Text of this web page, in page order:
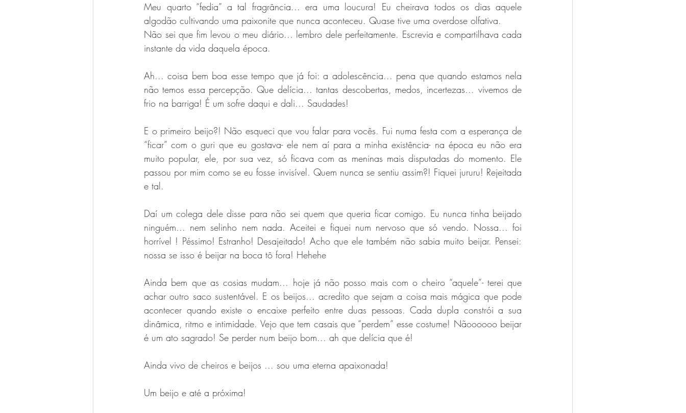
Meu quarto “fedia” a tal fragrância... era uma loucura! Eu cheirava todos os dias aquele
algodão cultivando uma paixonite que nunca aconteceu. Quase tive uma overdose olfativa.
Não sei que fim levou o meu diário... lembro dele perfeitamente. Escrevia e compartilhava cada
instante da vida daquela época.
Ah... coisa bem boa esse tempo que já foi: a adolescência... pena que quando estamos nela
não temos essa percepção. Que delícia... tantas descobertas, medos, incertezas... vivemos de
frio na barriga! É um sofre daqui e dali... Saudades!
E o primeiro beijo?! Não esqueci que vou falar para vocês. Fui numa festa com a esperança de
“ficar” com o guri que eu gostava- ele nem aí para a minha existência- na época eu não era
muito popular, ele, por sua vez, só ficava com as meninas mais disputadas do momento. Ele
passou por mim como se eu fosse invisível. Quem nunca se sentiu assim?! Fiquei jururu! Rejeitada
e tal.
Daí um colega dele disse para não sei quem que queria ficar comigo. Eu nunca tinha beijado
ninguém... nem selinho nem nada. Aceitei e fiquei num nervoso que só vendo. Nossa... foi
horrível ! Péssimo! Estranho! Desajeitado! Acho que ele também não sabia muito beijar. Pensei:
nossa se isso é beijar na boca tô fora! Hehehe
Ainda bem que as cosias mudam... hoje já não posso mais com o cheiro “aquele”- terei que
achar outro saco sustentável. E os beijos... acredito que sejam a coisa mais mágica que pode
acontecer quando existe o encaixe perfeito entre duas pessoas. Cada dupla constrói a sua
dinâmica, ritmo e intimidade. Vejo que tem casais que “perdem” esse costume! Nãoooooo beijar
é um ato sagrado! Se perder num beijo bom... ah que delícia que é!
Ainda vivo de cheiros e beijos ... sou uma eterna apaixonada!
Um beijo e até a próxima!